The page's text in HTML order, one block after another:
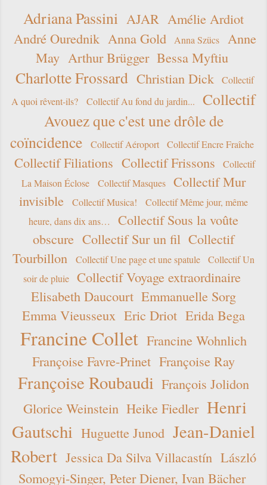
Adriana Passini AJAR Amélie Ardiot
André Ourednik Anna Gold Anna Szücs
Anne
May Arthur Brügger Bessa Myftiu
Charlotte Frossard Christian Dick
Collectif
A quoi rêvent-ils?
Collectif Au fond du jardin...
Collectif
Avouez que c'est une drôle de
coïncidence
Collectif Aéroport Collectif Encre Fraîche
Collectif Filiations Collectif Frissons
Collectif
La Maison Éclose
Collectif Masques
Collectif Mur
invisible
Collectif Musica!
Collectif Même jour, même
heure, dans dix ans…
Collectif Sous la voûte
obscure Collectif Sur un fil Collectif
Tourbillon
Collectif Une page et une spatule
Collectif Un
soir de pluie
Collectif Voyage extraordinaire
Elisabeth Daucourt Emmanuelle Sorg
Emma Vieusseux Eric Driot Erida Bega
Francine Collet Francine Wohnlich
Françoise Favre-Prinet Françoise Ray
Françoise Roubaudi François Jolidon
Glorice Weinstein Heike Fiedler Henri
Gautschi Huguette Junod Jean-Daniel
Robert Jessica Da Silva Villacastín László
Somogyi-Singer, Peter Diener, Ivan Bächer